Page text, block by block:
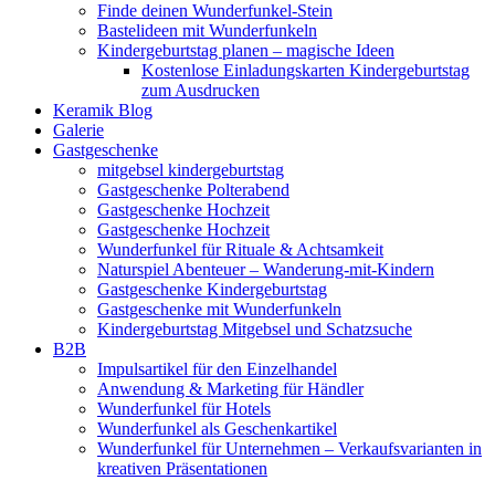
Finde deinen Wunderfunkel-Stein
Bastelideen mit Wunderfunkeln
Kindergeburtstag planen – magische Ideen
Kostenlose Einladungskarten Kindergeburtstag
zum Ausdrucken
Keramik Blog
Galerie
Gastgeschenke
mitgebsel kindergeburtstag
Gastgeschenke Polterabend
Gastgeschenke Hochzeit
Gastgeschenke Hochzeit
Wunderfunkel für Rituale & Achtsamkeit
Naturspiel Abenteuer – Wanderung-mit-Kindern
Gastgeschenke Kindergeburtstag
Gastgeschenke mit Wunderfunkeln
Kindergeburtstag Mitgebsel und Schatzsuche
B2B
Impulsartikel für den Einzelhandel
Anwendung & Marketing für Händler
Wunderfunkel für Hotels
Wunderfunkel als Geschenkartikel
Wunderfunkel für Unternehmen – Verkaufsvarianten in
kreativen Präsentationen